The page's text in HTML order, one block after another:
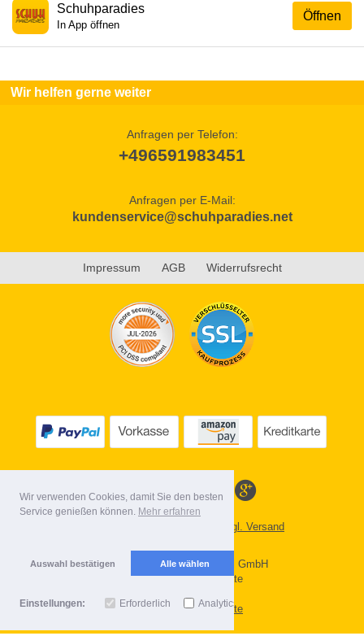
Wir verwenden Cookies, damit Sie den besten
Service genießen können. Mehr erfahren
Auswahl bestätigen Alle wählen
Einstellungen: Erforderlich Analytics
Öffnen
Schuhparadies
In App öffnen
Wir helfen gerne weiter
Anfragen per Telefon:
+496591983451
Anfragen per E-Mail:
kundenservice@schuhparadies.net
Impressum AGB Widerrufsrecht
Alle Preise inkl. MwSt. evtl. zzgl. Versand
Copyright 2026 by Gebr. Röhl GmbH
Mobile Shop by Shopgate
Zur klassischen Webseite